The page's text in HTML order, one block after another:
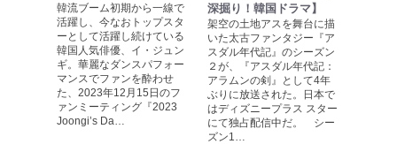
韓流ブーム初期から一線で
活躍し、今なおトップスタ
ーとして活躍し続けている
韓国人気俳優、イ・ジュン
ギ。華麗なダンスパフォー
マンスでファンを酔わせ
た、2023年12月15日のフ
ァンミーティング『2023
Joongi’s Da…
深掘り！韓国ドラマ】
架空の土地アスを舞台に描
いた太古ファンタジー『ア
スダル年代記』のシーズン
２が、『アスダル年代記：
アラムンの剣』として4年
ぶりに放送された。日本で
はディズニープラス スター
にて独占配信中だ。 シー
ズン1…